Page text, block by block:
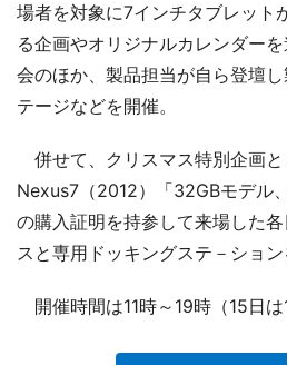
場者を対象に7インチタブレット
る企画やオリジナルカレンダー
会のほか、製品担当が自ら登壇
テージなどを開催。
併せて、クリスマス特別企画
Nexus7（2012）「32GBモデル
の購入証明を持参して来場した
スと専用ドッキングステ－ション
開催時間は11時～19時（15日は